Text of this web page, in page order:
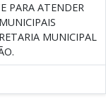
PARA ATENDER
MUNICIPAL